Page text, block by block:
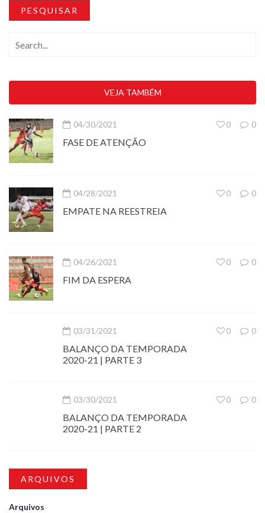
PESQUISAR
VEJA TAMBÉM
04/30/2021 0
0
FASE DE ATENÇÃO
04/28/2021 0
0
EMPATE NA REESTREIA
04/26/2021 0
0
FIM DA ESPERA
03/31/2021 0
0
BALANÇO DA TEMPORADA
2020-21 | PARTE 3
03/30/2021 0
0
BALANÇO DA TEMPORADA
2020-21 | PARTE 2
ARQUIVOS
Arquivos